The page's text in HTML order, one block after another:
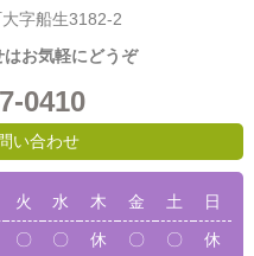
字船生3182-2
お気軽にどうぞ
0410
い合わせ
火 水 木 金 土
日
〇 〇 休 〇 〇
休